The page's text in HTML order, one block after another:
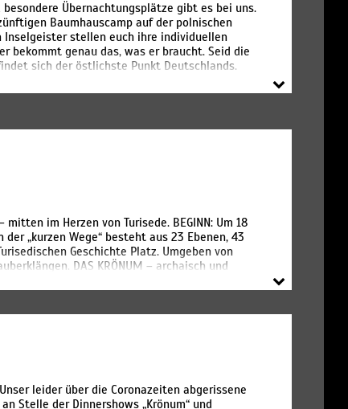
Übernachtungsplätze gibt es bei uns.
Baumhauscamp auf der polnischen
Inselgeister stellen euch ihre individuellen
bekommt genau das, was er braucht. Seid die
sich der östlichste Punkt Deutschlands.
Tourismuspreis ausgezeichnet.
spannenden Umgebung, wo einst die
unbedingt unsere turisedischen Feten und
im Herzen von Turisede. BEGINN: Um 18
der „kurzen Wege“ besteht aus 23 Ebenen, 43
Geschichte Platz. Umgeben von
DAS KRÖNUM – archaisch und
ist inkl. Begrüßungs-Zaubertrunk und 4 Gänge-
oder eine Weihnachtsfeier und wollen im
leider über die Coronazeiten abgerissene
Stelle der Dinnershows „Krönum“ und